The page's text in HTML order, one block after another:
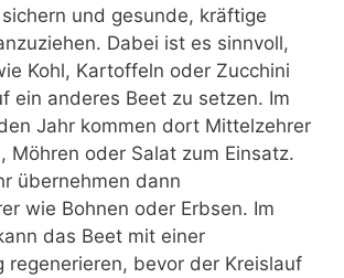
und gesunde, kräftige
Dabei ist es sinnvoll,
Kohl, Kartoffeln oder Zucchini
ein anderes Beet zu setzen. Im
Jahr kommen dort Mittelzehrer
Möhren oder Salat zum Einsatz.
übernehmen dann
wie Bohnen oder Erbsen. Im
das Beet mit einer
regenerieren, bevor der Kreislauf